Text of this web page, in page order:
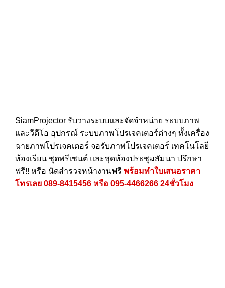
SiamProjector รับวางระบบและจัดจำหน่าย ระบบภาพ
และวีดีโอ อุปกรณ์ ระบบภาพโปรเจคเตอร์ต่างๆ ทั้งเครื่อง
ฉายภาพโปรเจคเตอร์ จอรับภาพโปรเจคเตอร์ เทคโนโลยี
ห้องเรียน ชุดพรีเซนต์ และชุดห้องประชุมสัมนา ปรึกษา
ฟรี!! หรือ นัดสำรวจหน้างานฟรี พร้อมทำใบเสนอราคา
โทรเลย 089-8415456 หรือ 095-4466266 24ชั่วโมง